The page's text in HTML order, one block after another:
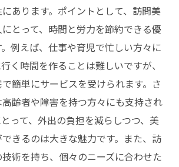
あります。ポイントとして、訪問美
とって、時間と労力を節約できる優
例えば、仕事や育児で忙しい方々に
く時間を作ることは難しいですが、
簡単にサービスを受けられます。さ
齢者や障害を持つ方々にも支持され
って、外出の負担を減らしつつ、美
きるのは大きな魅力です。また、訪
術を持ち、個々のニーズに合わせた